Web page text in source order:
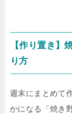
【作り置き】
り方
週末にまとめて
かになる「焼き